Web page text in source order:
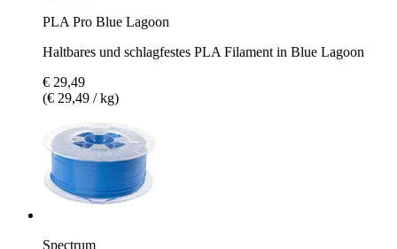
PLA Pro Blue Lagoon
Haltbares und schlagfestes PLA Filament in Blue Lagoon
€ 29,49
(€ 29,49 / kg)
Spectrum